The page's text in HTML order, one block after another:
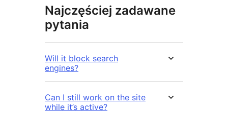
Najczęściej zadawane
pytania
Will it block search
engines?
Can I still work on the site
while it’s active?